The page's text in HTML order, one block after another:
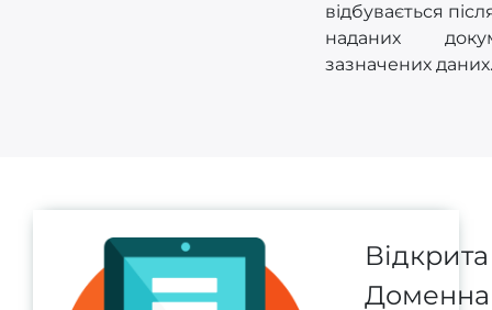
відбувається
наданих
зазначених даних.
Відкрита
Доменна